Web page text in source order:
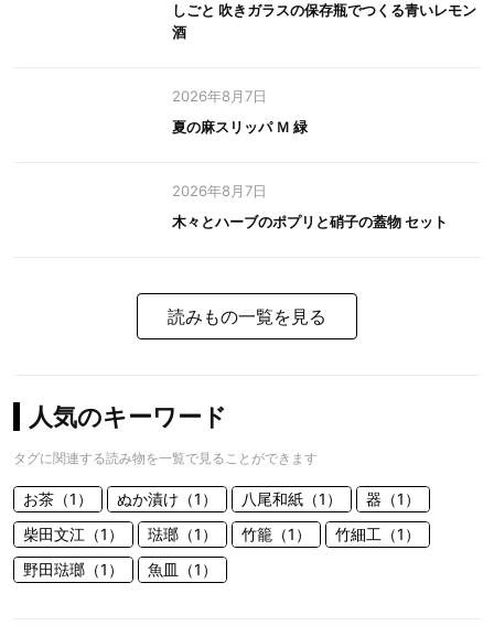
しごと 吹きガラスの保存瓶でつくる青いレモン
酒
2026年8月7日
夏の麻スリッパ Ｍ 緑
2026年8月7日
木々とハーブのポプリと硝子の蓋物 セット
読みもの一覧を見る
人気のキーワード
タグに関連する読み物を一覧で見ることができます
お茶（1） ぬか漬け（1） 八尾和紙（1）
器（1）
柴田文江（1）
琺瑯（1） 竹籠（1）
竹細工（1）
野田琺瑯（1）
魚皿（1）